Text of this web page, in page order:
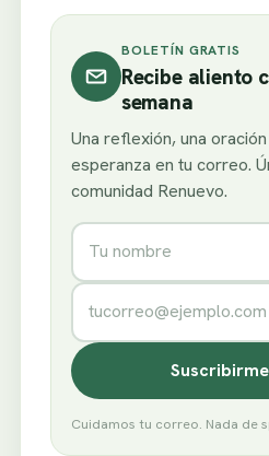
BOLETÍN GRATIS
Recibe aliento
semana
Una reflexión, una
esperanza en tu correo.
comunidad Renuevo.
Nombre
Correo electrónico
Cuidamos tu correo. Nada de